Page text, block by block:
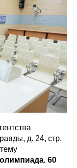
д. 24, стр.
60